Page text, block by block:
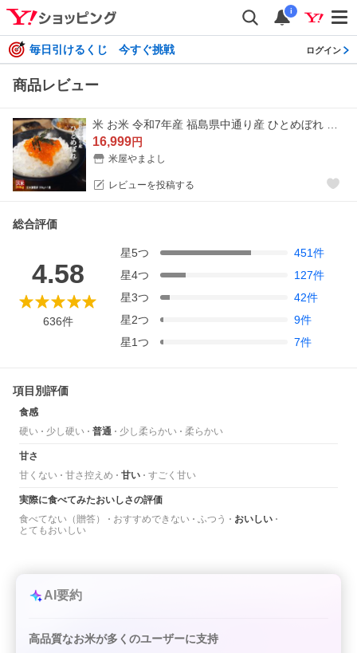
i
毎日引けるくじ 今すぐ挑戦 ログイン
商品レビュー
16,999円
米屋やまよし
レビューを投稿する
総合評価
4.58
636件
星5つ 451件
星4つ 127件
星3つ 42件
星2つ 9件
星1つ 7件
項目別評価
食感
硬い
少し硬い 普通 少し柔らかい 柔らかい
甘さ
甘くない
甘さ控えめ 甘い すごく甘い
実際に食べてみたおいしさの評価
食べてない（贈答）
おすすめできない ふつう
おいしい
とてもおいしい
AI要約
高品質なお米が多くのユーザーに支持